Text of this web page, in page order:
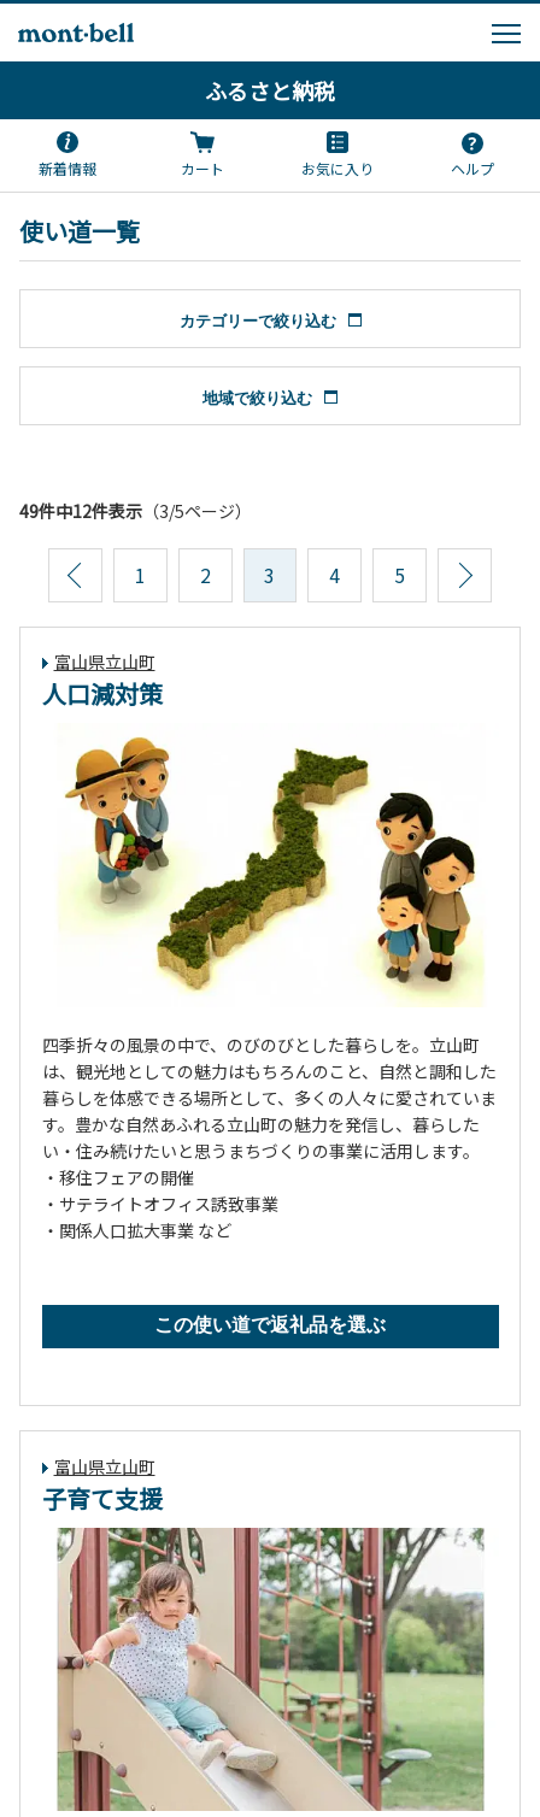
ふるさと納税
新着情報 カート お気に入り ヘルプ
使い道一覧
カテゴリーで絞り込む
地域で絞り込む
49件中12件表示 （3/5ページ）
1 2 3 4 5
富山県立山町
人口減対策
四季折々の風景の中で、のびのびとした暮らしを。立山町
は、観光地としての魅力はもちろんのこと、自然と調和した
暮らしを体感できる場所として、多くの人々に愛されていま
す。豊かな自然あふれる立山町の魅力を発信し、暮らした
い・住み続けたいと思うまちづくりの事業に活用します。
・移住フェアの開催
・サテライトオフィス誘致事業
・関係人口拡大事業 など
この使い道で返礼品を選ぶ
富山県立山町
子育て支援